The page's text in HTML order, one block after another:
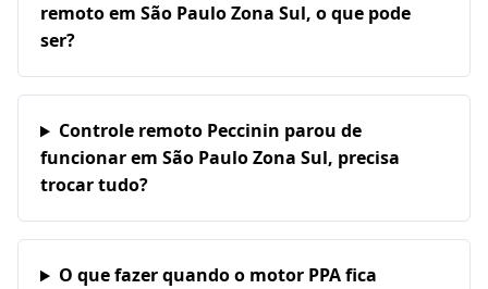
remoto em São Paulo Zona Sul, o que pode
ser?
Controle remoto Peccinin parou de
funcionar em São Paulo Zona Sul, precisa
trocar tudo?
O que fazer quando o motor PPA fica